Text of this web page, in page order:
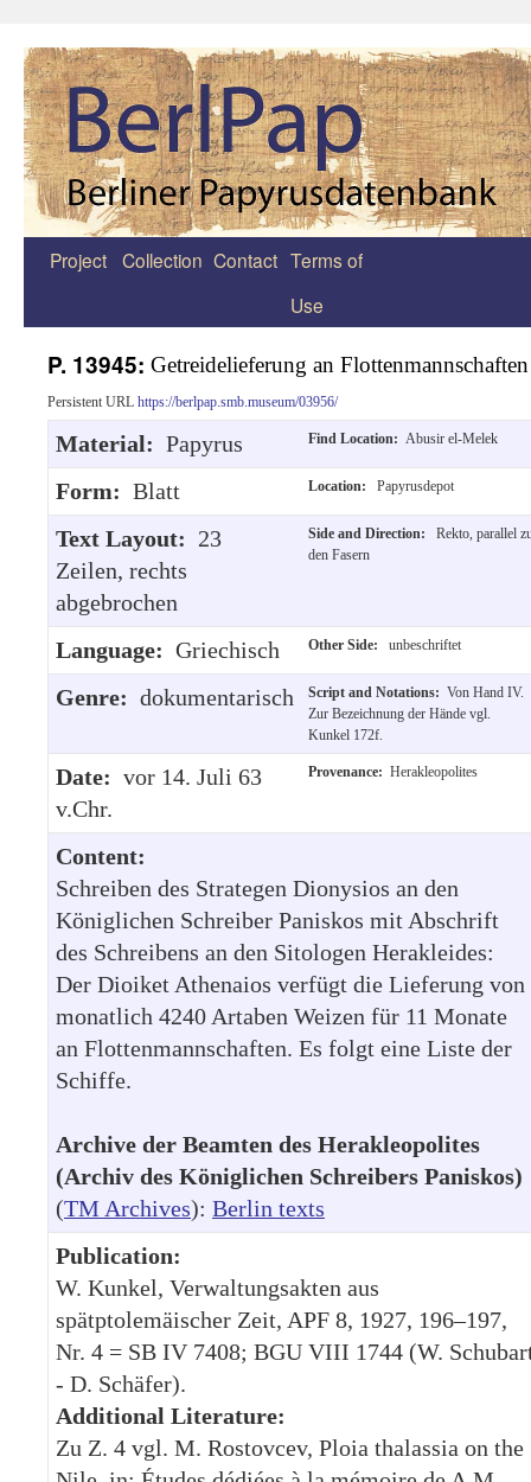
Zum
Project Collection Contact Terms of
Use
P. 13945: Getreidelieferung an Flottenmannschaften
Persistent URL https://berlpap.smb.museum/03956/
Material: Papyrus Find Location: Abusir el-Melek
Form: Blatt Location: Papyrusdepot
Text Layout: 23
Zeilen, rechts
abgebrochen
Side and Direction:
Rekto, parallel
den Fasern
Language: Griechisch Other Side: unbeschriftet
Genre: dokumentarisch Script and Notations: Von Hand IV.
Zur Bezeichnung der Hände vgl.
Kunkel 172f.
Date: vor 14. Juli 63
v.Chr.
Provenance: Herakleopolites
Content:
Schreiben des Strategen Dionysios an den
Königlichen Schreiber Paniskos mit Abschrift
des Schreibens an den Sitologen Herakleides:
Der Dioiket Athenaios verfügt die Lieferung von
monatlich 4240 Artaben Weizen für 11 Monate
an Flottenmannschaften. Es folgt eine Liste der
Schiffe.
Archive der Beamten des Herakleopolites
(Archiv des Königlichen Schreibers Paniskos)
(TM Archives): Berlin texts
Publication:
W. Kunkel, Verwaltungsakten aus
spätptolemäischer Zeit, APF 8, 1927, 196–197,
Nr. 4 = SB IV 7408; BGU VIII 1744 (W.
- D. Schäfer).
Additional Literature:
Zu Z. 4 vgl. M. Rostovcev, Ploia thalassia on the